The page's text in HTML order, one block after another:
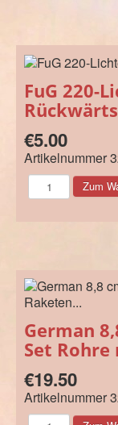
FuG 220-
€5.00
Artikelnummer
German
Set
€19.50
Artikelnummer